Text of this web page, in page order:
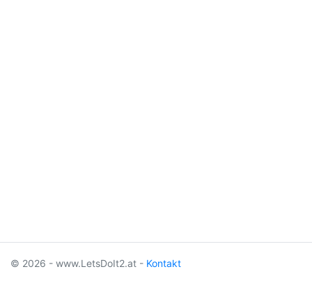
© 2026 - www.LetsDoIt2.at - Kontakt